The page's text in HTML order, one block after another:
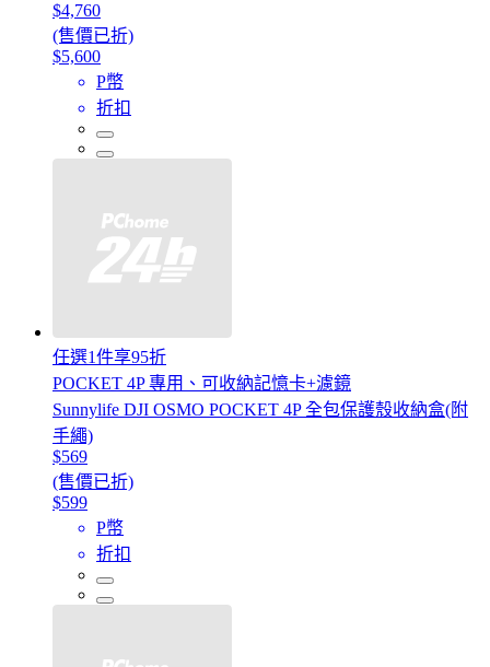
$4,760
(售價已折)
$5,600
P幣
折扣
任選1件享95折
POCKET 4P 專用、可收納記憶卡+濾鏡
Sunnylife DJI OSMO POCKET 4P 全包保護殼收納盒(附
手繩)
$569
(售價已折)
$599
P幣
折扣